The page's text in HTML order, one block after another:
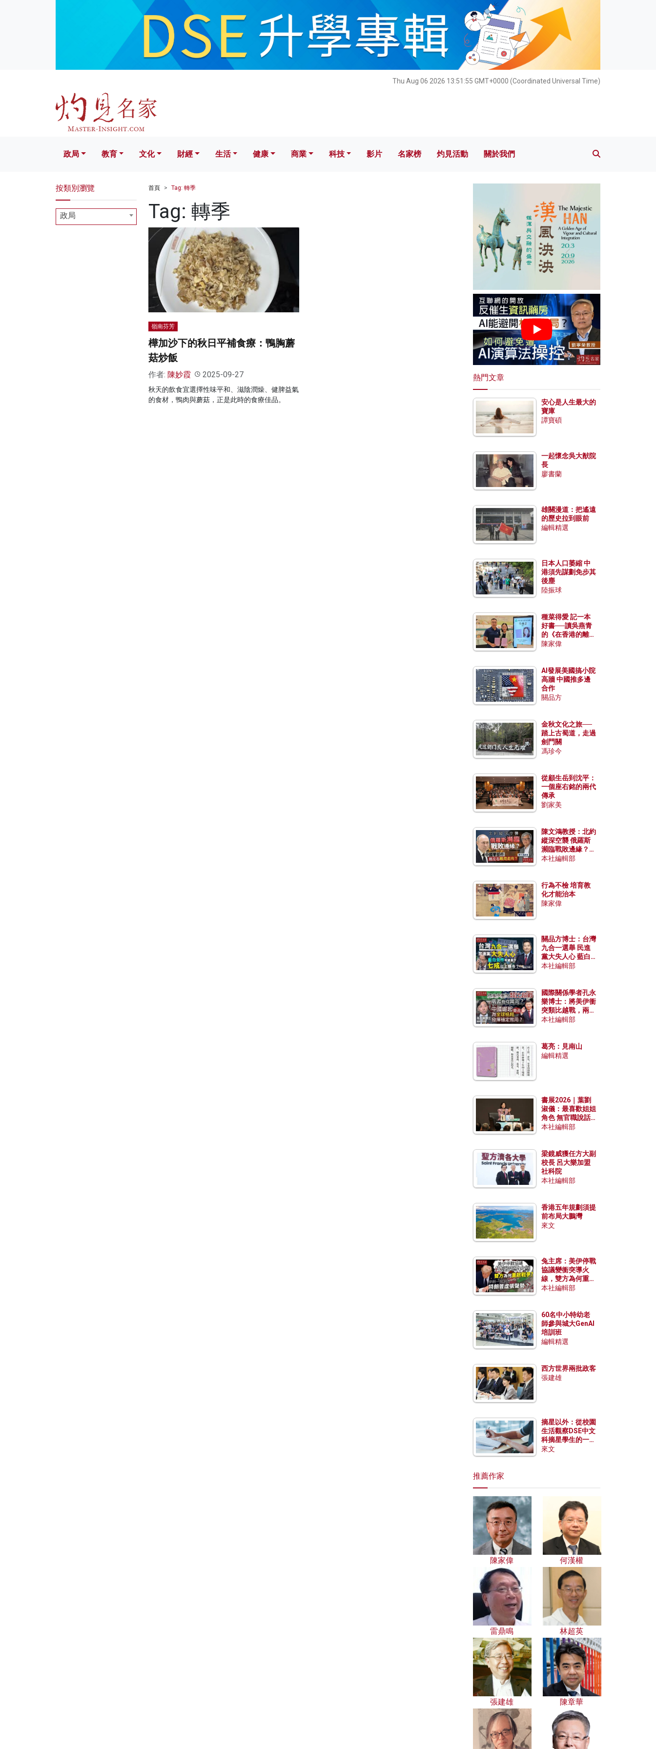
Thu Aug 06 2026 13:51:56 GMT+0000 (Coordinated Universal Time)
文化 財經 生活 健康 科技 影片 名家榜 灼見活動 關於我們
政局 教育 文化 財經 生活 健康 商業 科技 影片 名家榜 灼見活動 關於我們
首頁 Tag: 轉季
Tag: 轉季
嶺南芬芳
樺加沙下的秋日平補食療：鴨胸蘑
菇炒飯
作者: 陳妙霞 2025-09-27
秋天的飲食宜選擇性味平和、滋陰潤燥、健脾益氣
的食材，鴨肉與蘑菇，正是此時的食療佳品。
按類別瀏覽
政局
熱門文章
安心是人生最大的
寶庫
譚寶碩
一起懷念吳大猷院
長
廖書蘭
雄關漫道：把遙遠
的歷史拉到眼前
編輯精選
日本人口萎縮 中
港須先謀劃免步其
後塵
陸振球
種菜得愛 記一本
好書──讀吳燕青
的《在香港的離島
種菜》
陳家偉
AI發展美國搞小院
高牆 中國推多邊
合作
關品方
金秋文化之旅──
踏上古蜀道，走過
劍門關
馮珍今
從顧生岳到沈平：
一個座右銘的兩代
傳承
劉家美
陳文鴻教授：北約
縱深空襲 俄羅斯
瀕臨戰敗邊緣？中
國零部件能左右戰
本社編輯部
行為不檢 培育教
化才能治本
陳家偉
關品方博士：台灣
九合一選舉 民進
黨大失人心 藍白
合作有望拿下七成
本社編輯部
國際關係學者孔永
樂博士：將美伊衝
突類比越戰，兩者
有何異同？中國崛
本社編輯部
葛亮：見南山
編輯精選
書展2026｜葉劉
淑儀：最喜歡姐姐
角色 無官職說話
包袱少
本社編輯部
梁鏡威獲任方大副
校長 呂大樂加盟
社科院
本社編輯部
香港五年規劃須提
前布局大鵬灣
來文
兔主席：美伊停戰
協議變衝突導火
線，雙方為何重啟
戰爭？伊朗一早洞
本社編輯部
60名中小特幼老
師參與城大GenAI
培訓班
編輯精選
西方世界兩批政客
張建雄
摘星以外：從校園
生活觀察DSE中文
科摘星學生的一點
特質
來文
推薦作家
陳家偉 何漢權
雷鼎鳴 林超英
張建雄 陳章華